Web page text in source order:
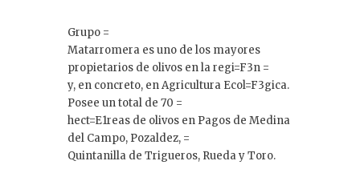
Grupo =
Matarromera es uno de los mayores
propietarios de olivos en la regi=F3n =
y, en concreto, en Agricultura Ecol=F3gica.
Posee un total de 70 =
hect=E1reas de olivos en Pagos de Medina
del Campo, Pozaldez, =
Quintanilla de Trigueros, Rueda y Toro.